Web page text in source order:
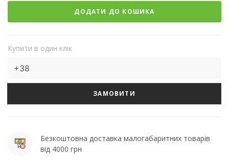
ДОДАТИ ДО КОШИКА
Купити в один клік
ЗАМОВИТИ
Безкоштовна доставка малогабаритних товарів
від 4000 грн